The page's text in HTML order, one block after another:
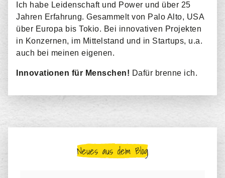
Ich habe Leidenschaft und Power und über 25
Jahren Erfahrung. Gesammelt von Palo Alto, USA
über Europa bis Tokio. Bei innovativen Projekten
in Konzernen, im Mittelstand und in Startups, u.a.
auch bei meinen eigenen.
Innovationen für Menschen! Dafür brenne ich.
Neues aus dem Blog